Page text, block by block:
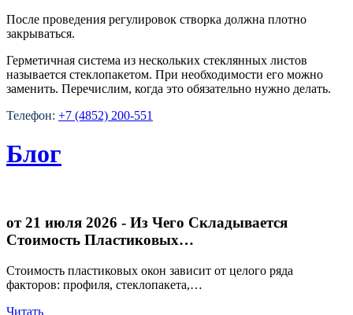
После проведения регулировок створка должна плотно
закрываться.
Герметичная система из нескольких стеклянных листов
называется стеклопакетом. При необходимости его можно
заменить. Перечислим, когда это обязательно нужно делать.
Телефон: +7 (4852) 200-551
Блог
от 21 июля 2026 - Из Чего Складывается
Стоимость Пластиковых…
Стоимость пластиковых окон зависит от целого ряда
факторов: профиля, стеклопакета,…
Читать